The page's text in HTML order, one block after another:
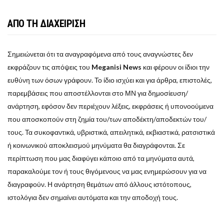
ΑΠΟ ΤΗ ΔΙΑΧΕΙΡΙΣΗ
Σημειώνεται ότι τα αναγραφόμενα από τους αναγνώστες δεν
εκφράζουν τις απόψεις του Meganisi News και φέρουν οι ίδιοι την
ευθύνη των όσων γράφουν. Το ίδιο ισχύει και για άρθρα, επιστολές,
παρεμβάσεις που αποστέλλονται στο ΜΝ για δημοσίευση/
ανάρτηση, εφόσον δεν περιέχουν λέξεις, εκφράσεις ή υπονοούμενα
που αποσκοπούν στη ζημία του/των αποδέκτη/αποδεκτών του/
τους. Τα συκοφαντικά, υβριστικά, απειλητικά, εκβιαστικά, ρατσιστικά
ή κοινωνικού αποκλεισμού μηνύματα θα διαγράφονται. Σε
περίπτωση που μας διαφύγει κάποιο από τα μηνύματα αυτά,
παρακαλούμε τον ή τους θιγόμενους να μας ενημερώσουν για να
διαγραφούν. Η ανάρτηση θεμάτων από άλλους ιστότοπους,
ιστολόγια δεν σημαίνει αυτόματα και την αποδοχή τους.